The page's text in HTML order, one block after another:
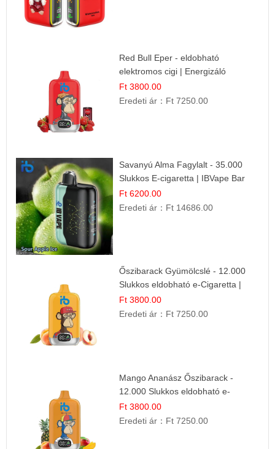
Red Bull Eper - eldobható
elektromos cigi | Energizáló
Gyümölcs Íz
Ft 3800.00
Eredeti ár： Ft 7250.00
Savanyú Alma Fagylalt - 35.000
Slukkos E-cigaretta | IBVape Bar
Ft 6200.00
Eredeti ár： Ft 14686.00
Őszibarack Gyümölcslé - 12.000
Slukkos eldobható e-Cigaretta |
Friss Gyümölcs Íz
Ft 3800.00
Eredeti ár： Ft 7250.00
Mango Ananász Őszibarack -
12.000 Slukkos eldobható e-
Cigaretta
Ft 3800.00
Eredeti ár： Ft 7250.00